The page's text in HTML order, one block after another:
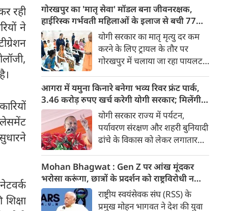
रही
ने
परिवहन विकल्प बनकर उभरा है।
तेज़, समयबद्ध और आरामदायक
सफर के चलते कॉरिडोर के कई
स्टेशनों पर यात्रियों की संख्या में 40
से 50 प्रतिशत तक बढ़ गई है।
गोरखपुर का 'मातृ सेवा' मॉडल बना जीवनरक्षक,
हाईरिस्क गर्भवती महिलाओं के इलाज से बची 77
जिंदगियां
योगी सरकार का मातृ मृत्यु दर कम
करने के लिए ट्रायल के तौर पर
गोरखपुर में चलाया जा रहा पायलट
बनकर उभरा है। मुख्यमंत्री योगी
आदित्यनाथ के निर्देश पर पायलट
प्रोजेक्ट ‘मातृ सेवा’ का लक्ष्य हाई
रिस्क गर्भवती केसों को तुरंत बड़े
अस्पतालों में रेफर कर बचाना है।
आगरा में यमुना किनारे बनेगा भव्य रिवर फ्रंट पार्क,
3.46 करोड़ रुपए खर्च करेगी योगी सरकार; मिलेंगी ये
खास सुविधाएं
योगी सरकार राज्य में पर्यटन,
पर्यावरण संरक्षण और शहरी बुनियादी
ढांचे के विकास को लेकर लगातार
कड़ी में अब ताजनगरी में यमुना नदी
के किनारों को खूबसूरत, प्रदूषण मुक्त
और उपयोगी बनाने की बड़ी तैयारी
शुरू हो गई है। आगरा के झलकारी
Mohan Bhagwat : Gen Z पर आंख मूंदकर
भरोसा करूंगा, छात्रों के प्रदर्शन को राष्ट्रविरोधी न
बताएं, RSS प्रमुख मोहन भागवत का बड़ा बयान, चीन
और पाकिस्तान को लेकर क्या कहा
राष्ट्रीय स्वयंसेवक संघ (RSS) के
प्रमुख मोहन भागवत ने देश की युवा